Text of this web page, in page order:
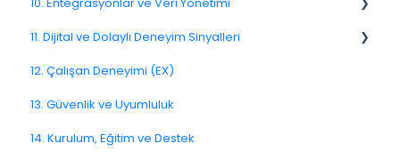
SMS Kanalı
E-Posta Kanalı
Push Notifikasyon Kanalı
CATI
10.10. Veri Modeli ve Meta Veriler
11. Dijital ve Dolaylı Deneyim Sinyalleri
11.7. Yolculuk Sinyalleri
12. Çalışan Deneyimi (EX)
13. Güvenlik ve Uyumluluk
14. Kurulum, Eğitim ve Destek